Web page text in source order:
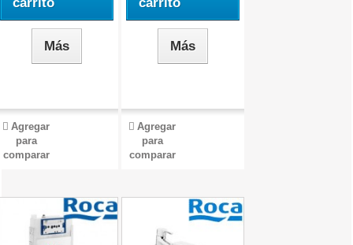
Más
Agregar
para
comparar
Más
Agregar
para
comparar